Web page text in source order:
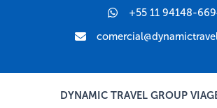
+55 11 94148-
DYNAMIC TRAVEL GROUP